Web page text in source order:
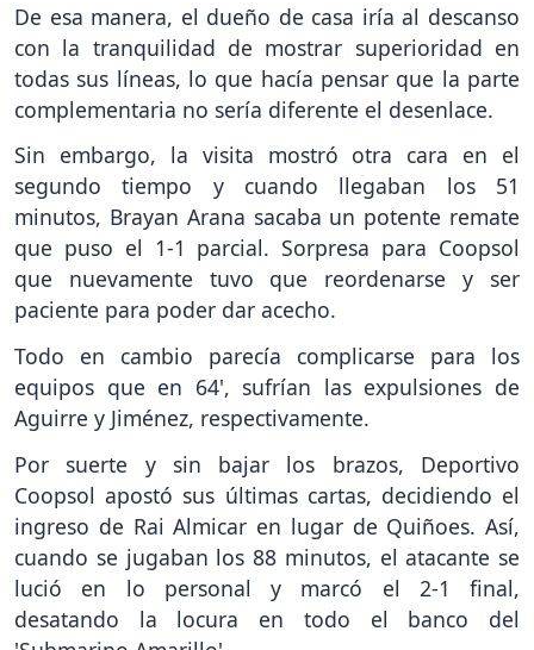
De esa manera, el dueño de casa iría al descanso
con la tranquilidad de mostrar superioridad en
todas sus líneas, lo que hacía pensar que la parte
complementaria no sería diferente el desenlace.
Sin embargo, la visita mostró otra cara en el
segundo tiempo y cuando llegaban los 51
minutos, Brayan Arana sacaba un potente remate
que puso el 1-1 parcial. Sorpresa para Coopsol
que nuevamente tuvo que reordenarse y ser
paciente para poder dar acecho.
Todo en cambio parecía complicarse para los
equipos que en 64', sufrían las expulsiones de
Aguirre y Jiménez, respectivamente.
Por suerte y sin bajar los brazos, Deportivo
Coopsol apostó sus últimas cartas, decidiendo el
ingreso de Rai Almicar en lugar de Quiñoes. Así,
cuando se jugaban los 88 minutos, el atacante se
lució en lo personal y marcó el 2-1 final,
desatando la locura en todo el banco del